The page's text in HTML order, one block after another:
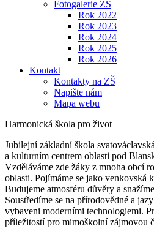
Fotogalerie ZŠ
Rok 2022
Rok 2023
Rok 2024
Rok 2025
Rok 2026
Kontakt
Kontakty na ZŠ
Napište nám
Mapa webu
Harmonická škola pro život
Jubilejní základní škola
a kulturním centrem oblasti pod
Vzděláváme zde žáky z mnoha obcí
oblasti. Pojímáme se jako venkovská
Budujeme atmosféru důvěry a
Soustředíme se na přírodovědné a
vybaveni moderními technologiemi.
příležitostí pro mimoškolní zájmovou